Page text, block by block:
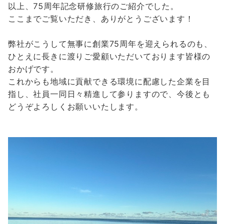
以上、75周年記念研修旅行のご紹介でした。
ここまでご覧いただき、ありがとうございます！
弊社がこうして無事に創業75周年を迎えられるのも、
ひとえに長きに渡りご愛顧いただいております皆様の
おかげです。
これからも地域に貢献できる環境に配慮した企業を目
指し、社員一同日々精進して参りますので、今後とも
どうぞよろしくお願いいたします。